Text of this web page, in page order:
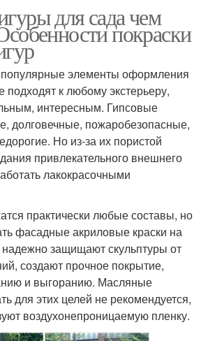
для сада чем
покраски
элементы оформления
к любому экстерьеру,
интересным. Гипсовые
долговечные, пожаробезопасные,
Но из-за их пористой
привлекательного внешнего
лакокрасочными
практически любые составы, но
фасадные акриловые краски на
защищают скульптуры от
создают прочное покрытие,
и выгоранию. Масляные
для этих целей не рекомендуется,
воздухонепроницаемую пленку.